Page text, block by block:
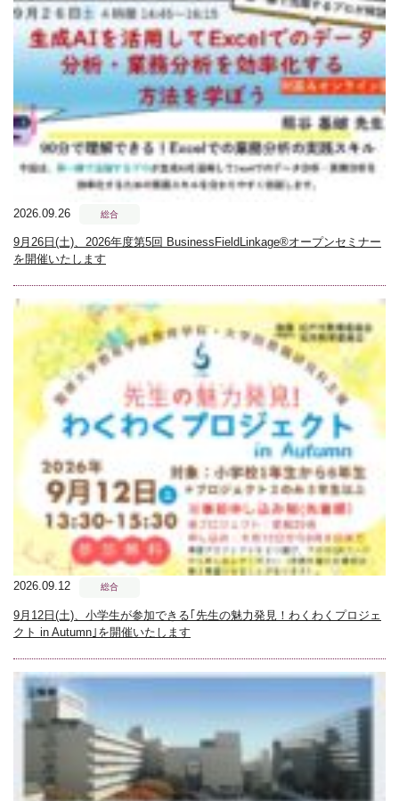
2026.09.26 総合
9月26日(土)、2026年度第5回 BusinessFieldLinkage®オープンセミナー
を開催いたします
2026.09.12 総合
9月12日(土)、小学生が参加できる｢先生の魅力発見！わくわくプロジェ
クト in Autumn｣を開催いたします